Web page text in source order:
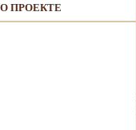
О ПРОЕКТЕ